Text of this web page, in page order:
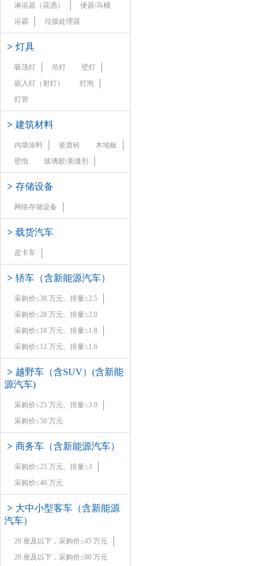
淋浴器（花洒）
便器/马桶
浴霸
垃圾处理器
> 灯具
吸顶灯 吊灯
壁灯
嵌入灯（射灯）
灯泡
灯管
> 建筑材料
内墙涂料 瓷质砖
木地板
壁纸
玻璃胶/美缝剂
> 存储设备
网络存储设备
> 载货汽车
皮卡车
> 轿车（含新能源汽车）
采购价≤38 万元、排量≤2.5
采购价≤28 万元、排量≤2.0
采购价≤18 万元、排量≤1.8
采购价≤12 万元、排量≤1.6
> 越野车（含SUV）(含新能
源汽车)
采购价≤25 万元、排量≤3.0
采购价≤50 万元
> 商务车（含新能源汽车）
采购价≤25 万元、排量≤3
采购价≤40 万元
> 大中小型客车（含新能源
汽车）
20 座及以下，采购价≤45 万元
20 座及以下，采购价≤80 万元